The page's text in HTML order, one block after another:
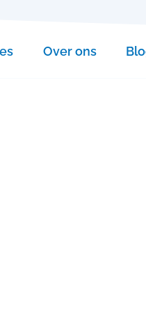
Over ons